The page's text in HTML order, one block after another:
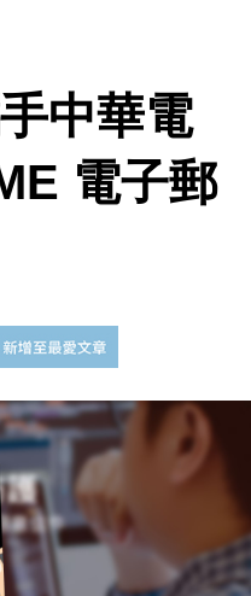
中華電
電子郵